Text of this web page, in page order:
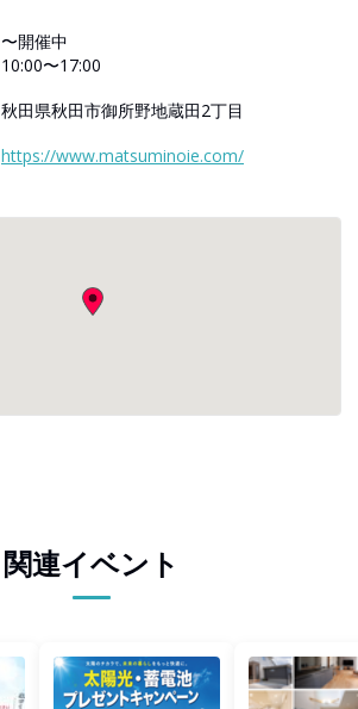
〜開催中
10:00〜17:00
秋田県秋田市御所野地蔵田2丁目
https://www.matsuminoie.com/
関連イベント